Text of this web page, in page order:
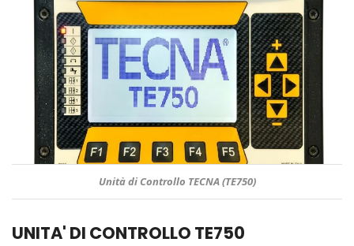
Unità di Controllo TECNA (TE750)
UNITA' DI CONTROLLO TE750